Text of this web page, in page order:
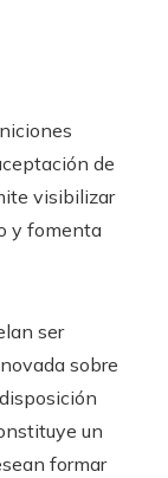
de
visibilizar
y fomenta
ser
sobre
un
formar